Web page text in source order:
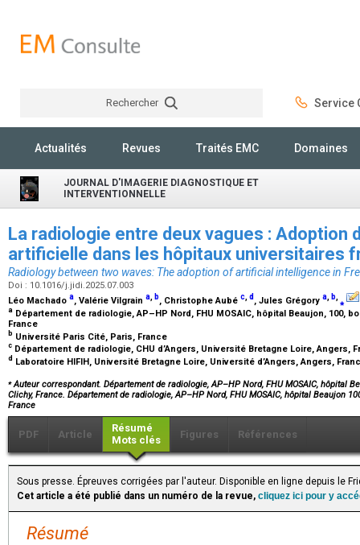
Rechercher Service
Actualités Revues Traités EMC Domaines
JOURNAL D'IMAGERIE DIAGNOSTIQUE ET
INTERVENTIONNELLE
La radiologie entre deux vagues : Adoption
artificielle dans les hôpitaux universitaires
Radiology between two waves: The adoption of artificial intelligence in
Doi : 10.1016/j.jidi.2025.07.003
Léo Machado a, Valérie Vilgrain a, b, Christophe Aubé c,d , Jules Grégory a, b,⁎
a Département de radiologie, AP–HP Nord, FHU MOSAIC, hôpital Beaujon, 100,
France
b Université Paris Cité, Paris, France
c Département de radiologie, CHU d’Angers, Université Bretagne Loire, Angers,
d Laboratoire HIFIH, Université Bretagne Loire, Université d’Angers, Angers,
⁎Auteur correspondant. Département de radiologie, AP–HP Nord, FHU MOSAIC, hôpital
Clichy, France. Département de radiologie, AP–HP Nord, FHU MOSAIC, hôpital Beaujon
France
PDF Article
Résumé
Mots clés
Figures Références
Sous presse. Épreuves corrigées par l'auteur. Disponible en ligne depuis le
Cet article a été publié dans un numéro de la revue, cliquez ici pour y
Résumé